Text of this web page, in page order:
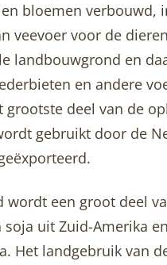
bloemen verbouwd,
veevoer voor de
landbouwgrond en
en andere
grootste deel van de
gebruikt door de
wordt een groot deel
soja uit Zuid-Amerika
Het landgebruik van